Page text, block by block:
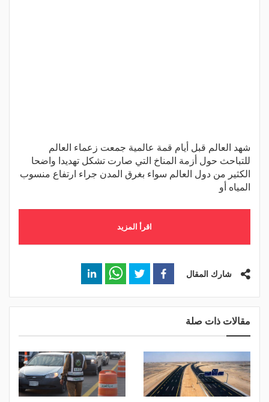
شهد العالم قبل أيام قمة عالمية جمعت زعماء العالم
للتباحث حول أزمة المناخ التي صارت تشكل تهديدا واضحا
الكثير من دول العالم سواء بغرق المدن جراء ارتفاع منسوب
المياه أو
اقرأ المزيد
شارك المقال
مقالات ذات صلة